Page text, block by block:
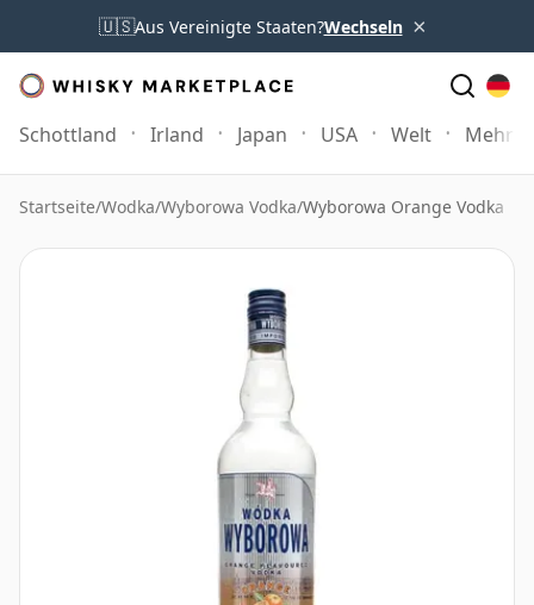
🇺🇸Aus Vereinigte Staaten?Wechseln ×
Schottland Irland Japan USA Welt Mehr
Startseite/Wodka/Wyborowa Vodka/Wyborowa Orange Vodka